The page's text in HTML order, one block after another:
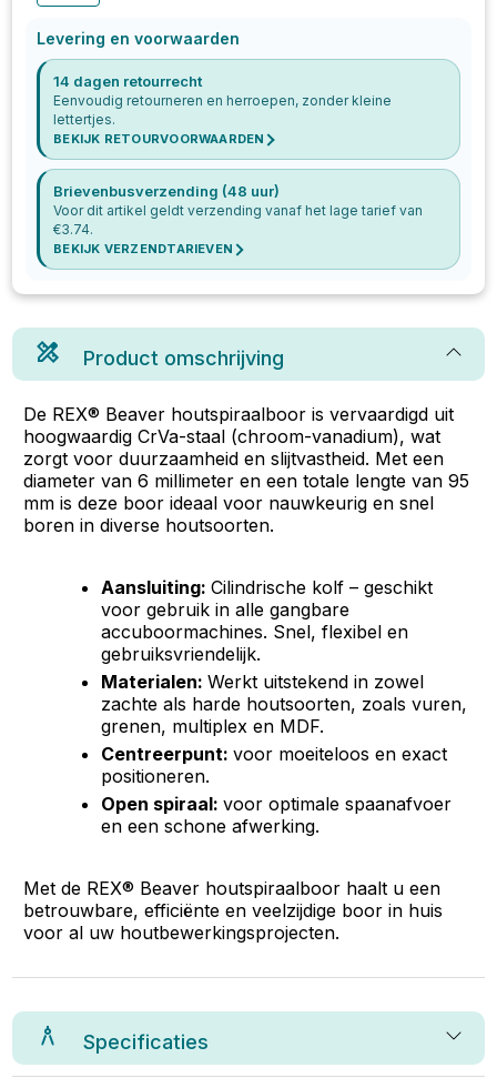
Levering en voorwaarden
14 dagen retourrecht
Eenvoudig retourneren en herroepen, zonder kleine
lettertjes.
BEKIJK RETOURVOORWAARDEN
Brievenbusverzending (48 uur)
Voor dit artikel geldt verzending vanaf het lage tarief van
€3.74.
BEKIJK VERZENDTARIEVEN
Product omschrijving
De REX® Beaver houtspiraalboor is vervaardigd uit
hoogwaardig CrVa-staal (chroom-vanadium), wat
zorgt voor duurzaamheid en slijtvastheid. Met een
diameter van 6 millimeter en een totale lengte van 95
mm is deze boor ideaal voor nauwkeurig en snel
boren in diverse houtsoorten.
Aansluiting:Cilindrische kolf – geschikt
voor gebruik in alle gangbare
accuboormachines. Snel, flexibel en
gebruiksvriendelijk.
Materialen:Werkt uitstekend in zowel
zachte als harde houtsoorten, zoals vuren,
grenen, multiplex en MDF.
Centreerpunt:voor moeiteloos en exact
positioneren.
Open spiraal:voor optimale spaanafvoer
en een schone afwerking.
Met de REX® Beaver houtspiraalboor haalt u een
betrouwbare, efficiënte en veelzijdige boor in huis
voor al uw houtbewerkingsprojecten.
Specificaties